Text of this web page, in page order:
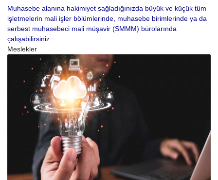
Muhasebe alanına hakimiyet sağladığınızda büyük ve küçük tüm
işletmelerin mali işler bölümlerinde, muhasebe birimlerinde ya da
serbest muhasebeci mali müşavir (SMMM) bürolarında
çalışabilirsiniz.
Meslekler